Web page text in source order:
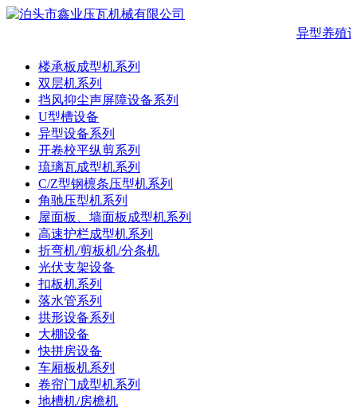
异型养殖
楼承板成型机系列
双层机系列
挡风抑尘声屏障设备系列
U型槽设备
异型设备系列
开卷校平纵剪系列
琉璃瓦成型机系列
C/Z型钢檩条压型机系列
角驰压型机系列
屋面板、墙面板成型机系列
高速护栏成型机系列
折弯机/剪板机/分条机
光伏支架设备
扣板机系列
落水管系列
拱形设备系列
大棚设备
快拼房设备
车厢板机系列
卷帘门成型机系列
地槽机/房檐机